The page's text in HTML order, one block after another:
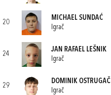
20
MICHAEL SUNDAĆ
Igrač
24
JAN RAFAEL LEŠNIK
Igrač
29
DOMINIK OSTRUGAČ
Igrač